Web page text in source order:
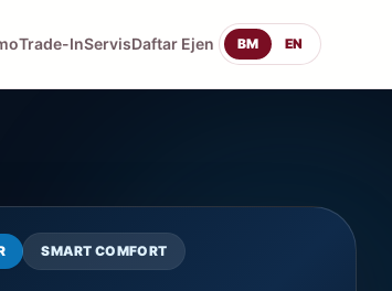
Trade-InServisDaftar Ejen BM EN
SMART COMFORT